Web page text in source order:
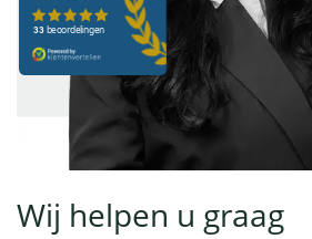
Wij helpen u graag